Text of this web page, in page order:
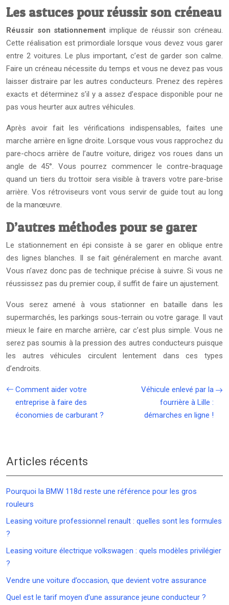
Les astuces pour réussir son créneau
Réussir son stationnement implique de réussir son créneau.
Cette réalisation est primordiale lorsque vous devez vous garer
entre 2 voitures. Le plus important, c’est de garder son calme.
Faire un créneau nécessite du temps et vous ne devez pas vous
laisser distraire par les autres conducteurs. Prenez des repères
exacts et déterminez s’il y a assez d’espace disponible pour ne
pas vous heurter aux autres véhicules.
Après avoir fait les vérifications indispensables, faites une
marche arrière en ligne droite. Lorsque vous vous rapprochez du
pare-chocs arrière de l’autre voiture, dirigez vos roues dans un
angle de 45°. Vous pourrez commencer le contre-braquage
quand un tiers du trottoir sera visible à travers votre pare-brise
arrière. Vos rétroviseurs vont vous servir de guide tout au long
de la manœuvre.
D’autres méthodes pour se garer
Le stationnement en épi consiste à se garer en oblique entre
des lignes blanches. Il se fait généralement en marche avant.
Vous n’avez donc pas de technique précise à suivre. Si vous ne
réussissez pas du premier coup, il suffit de faire un ajustement.
Vous serez amené à vous stationner en bataille dans les
supermarchés, les parkings sous-terrain ou votre garage. Il vaut
mieux le faire en marche arrière, car c’est plus simple. Vous ne
serez pas soumis à la pression des autres conducteurs puisque
les autres véhicules circulent lentement dans ces types
d’endroits.
Comment aider votre
entreprise à faire des
économies de carburant ?
Véhicule enlevé par la
fourrière à Lille :
démarches en ligne !
Articles récents
Pourquoi la BMW 118d reste une référence pour les gros
rouleurs
Leasing voiture professionnel renault : quelles sont les formules
?
Leasing voiture électrique volkswagen : quels modèles privilégier
?
Vendre une voiture d’occasion, que devient votre assurance
Quel est le tarif moyen d’une assurance jeune conducteur ?